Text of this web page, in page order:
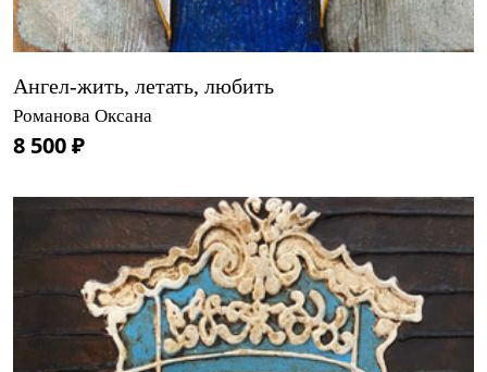
Ангел-жить, летать, любить
Романова Оксана
8 500 ₽